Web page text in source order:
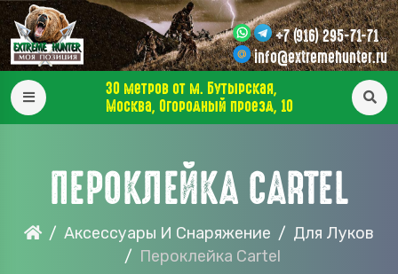
+7 (916) 295-71-71
info@extremehunter.ru
30 метров от м. Бутырская,
Москва, Огородный проезд, 10
ПЕРОКЛЕЙКА CARTEL
Аксессуары И Снаряжение
Для Луков
Пероклейка Cartel